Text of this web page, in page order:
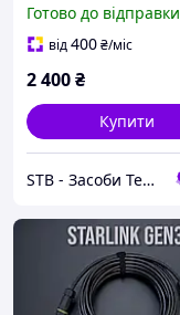
Готово до відправки
від400₴/міс
2 400₴
Купити
STB - Засоби Технічної Безпеки